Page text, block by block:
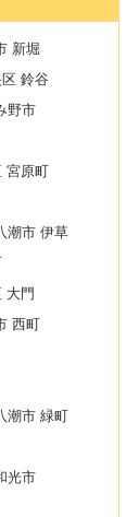
新堀
鈴谷
野市
宮原町
潮市 伊草
大門
西町
潮市 緑町
光市